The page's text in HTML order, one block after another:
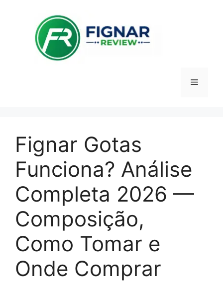
conteúdo
Menu
Fignar Gotas
Funciona? Análise
Completa 2026 —
Composição,
Como Tomar e
Onde Comprar